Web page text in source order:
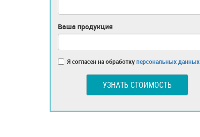
Ваша продукция
Я согласен на обработкуперсональных данных
УЗНАТЬ СТОИМОСТЬ